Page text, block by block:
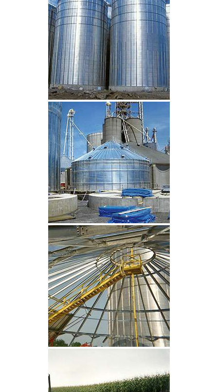
CLIQUEZ POUR AGRANDIR
CLIQUEZ POUR AGRANDIR
CLIQUEZ POUR AGRANDIR